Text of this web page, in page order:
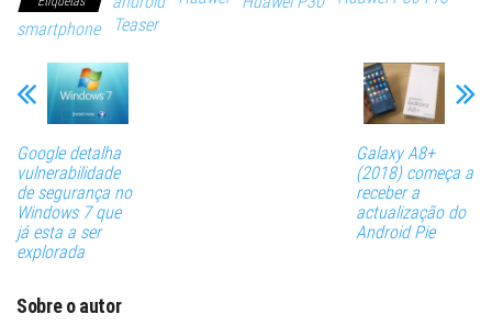
smartphone
Teaser
Google detalha
vulnerabilidade
de segurança no
Windows 7 que
já esta a ser
explorada
Galaxy A8+
(2018) começa a
receber a
actualização do
Android Pie
Sobre o autor